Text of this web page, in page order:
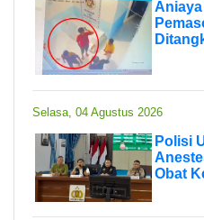
Aniaya
Selasa, 04 Agustus 2026
Polisi
Obat